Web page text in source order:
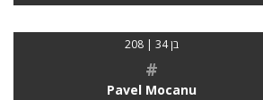
בן 34 | 208
#
Pavel Mocanu